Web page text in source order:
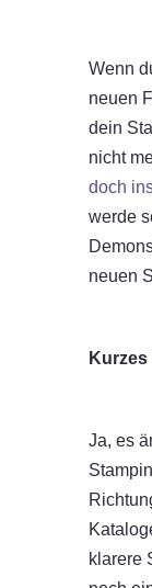
Wenn
neuen
dein
nicht
doch
werde
neuen
Kurzes
Ja, es
klarere